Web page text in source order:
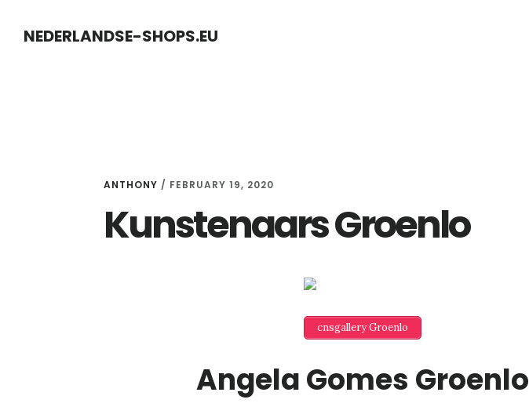
NEDERLANDSE-SHOPS.EU
ANTHONY / FEBRUARY 19, 2020
Kunstenaars Groenlo
cnsgallery Groenlo
Angela Gomes Groenlo